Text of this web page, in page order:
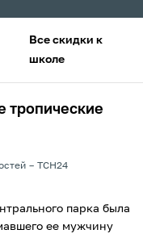
Все скидки к
школе
тропические
ТСН24
парка была
ее мужчину